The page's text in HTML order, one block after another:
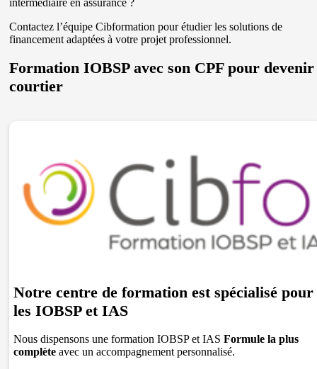
intermédiaire en assurance ?
Contactez l’équipe Cibformation pour étudier les solutions de
financement adaptées à votre projet professionnel.
Formation IOBSP avec son CPF pour devenir
courtier
Notre centre de formation est spécialisé pour
les IOBSP et IAS
Nous dispensons une formation IOBSP et IAS Formule la plus
complèteavec un accompagnement personnalisé.